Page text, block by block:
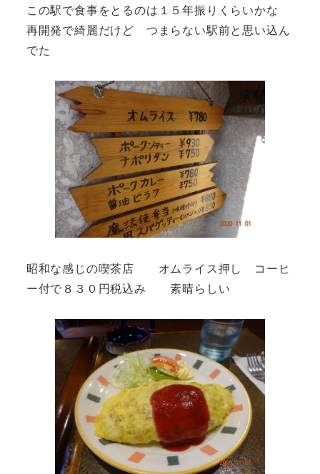
この駅で食事をとるのは１５年振りくらいかな
再開発で綺麗だけど つまらない駅前と思い込ん
でた
昭和な感じの喫茶店 オムライス押し コーヒ
ー付で８３０円税込み 素晴らしい